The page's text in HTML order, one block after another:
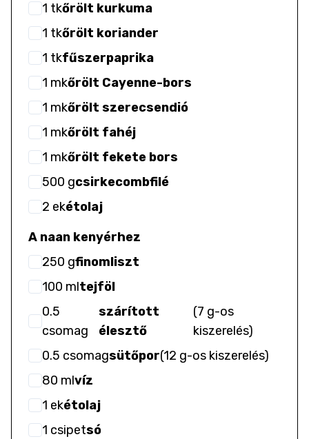
1 tkőrölt kurkuma
1 tkőrölt koriander
1 tkfűszerpaprika
1 mkőrölt Cayenne-bors
1 mkőrölt szerecsendió
1 mkőrölt fahéj
1 mkőrölt fekete bors
500 gcsirkecombfilé
2 ekétolaj
A naan kenyérhez
250 gfinomliszt
100 mltejföl
0.5
csomag
szárított
élesztő
(7 g-os
kiszerelés)
0.5 csomagsütőpor(12 g-os kiszerelés)
80 mlvíz
1 ekétolaj
1 csipetsó